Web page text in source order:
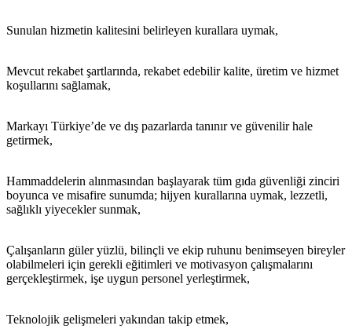
Sunulan hizmetin kalitesini belirleyen kurallara uymak,
Mevcut rekabet şartlarında, rekabet edebilir kalite, üretim ve hizmet
koşullarını sağlamak,
Markayı Türkiye’de ve dış pazarlarda tanınır ve güvenilir hale
getirmek,
Hammaddelerin alınmasından başlayarak tüm gıda güvenliği zinciri
boyunca ve misafire sunumda; hijyen kurallarına uymak, lezzetli,
sağlıklı yiyecekler sunmak,
Çalışanların güler yüzlü, bilinçli ve ekip ruhunu benimseyen bireyler
olabilmeleri için gerekli eğitimleri ve motivasyon çalışmalarını
gerçekleştirmek, işe uygun personel yerleştirmek,
Teknolojik gelişmeleri yakından takip etmek,